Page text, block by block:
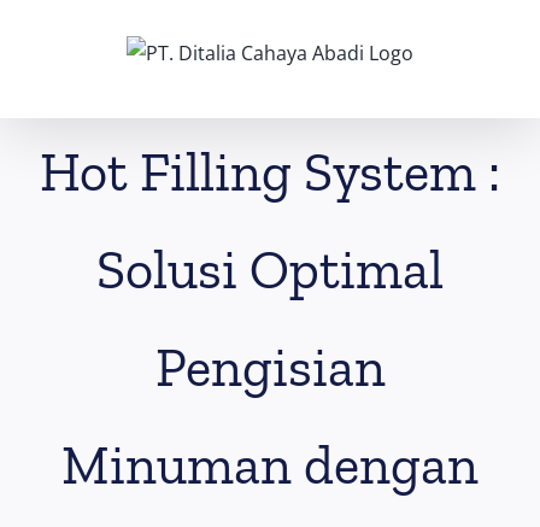
Hot Filling System :
Solusi Optimal
Pengisian
Minuman dengan